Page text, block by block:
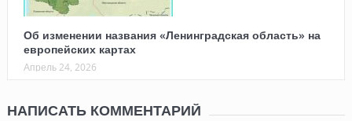
Об изменении названия «Ленинградская область» на
европейских картах
Апрель 24, 2026
НАПИСАТЬ КОММЕНТАРИЙ